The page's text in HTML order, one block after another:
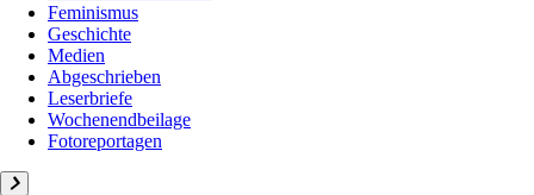
Feminismus
Geschichte
Medien
Abgeschrieben
Leserbriefe
Wochenendbeilage
Fotoreportagen